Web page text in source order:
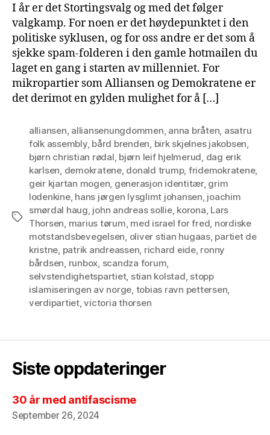
I år er det Stortingsvalg og med det følger
valgkamp. For noen er det høydepunktet i den
politiske syklusen, og for oss andre er det som å
sjekke spam-folderen i den gamle hotmailen du
laget en gang i starten av millenniet. For
mikropartier som Alliansen og Demokratene er
det derimot en gylden mulighet for å […]
Tags
alliansen alliansenungdommen anna bråten asatru
folk assembly, bård brenden birk skjelnes jakobsen
bjørn christian rødal bjørn leif hjelmerud dag erik
karlsen demokratene, donald trump, fridemokratene,
geir kjartan mogen generasjon identitær, grim
lodenkine, hans jørgen lysglimt johansen joachim
smørdal haug john andreas sollie, korona Lars
Thorsen marius tørum med israel for fred nordiske
motstandsbevegelsen oliver stian hugaas, partiet de
kristne patrik andreassen richard eide, ronny
bårdsen runbox scandza forum
selvstendighetspartiet, stian kolstad stopp
islamiseringen av norge tobias ravn pettersen
verdipartiet,victoria thorsen
Siste oppdateringer
30 år med antifascisme
September 26, 2024